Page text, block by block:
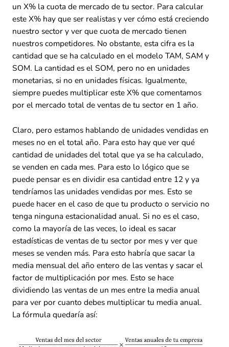
un X% la cuota de mercado de tu sector. Para calcular
este X% hay que ser realistas y ver cómo está creciendo
nuestro sector y ver que cuota de mercado tienen
nuestros competidores. No obstante, esta cifra es la
cantidad que se ha calculado en el modelo TAM, SAM y
SOM. La cantidad es el SOM, pero no en unidades
monetarias, si no en unidades físicas. Igualmente,
siempre puedes multiplicar este X% que comentamos
por el mercado total de ventas de tu sector en 1 año.
Claro, pero estamos hablando de unidades vendidas en
meses no en el total año. Para esto hay que ver qué
cantidad de unidades del total que ya se ha calculado,
se venden en cada mes. Para esto lo lógico que se
puede pensar es en dividir esa cantidad entre 12 y ya
tendríamos las unidades vendidas por mes. Esto se
puede hacer en el caso de que tu producto o servicio no
tenga ninguna estacionalidad anual. Si no es el caso,
como la mayoría de las veces, lo ideal es sacar
estadísticas de ventas de tu sector por mes y ver que
meses se venden más. Para esto habría que sacar la
media mensual del año entero de las ventas y sacar el
factor de multiplicación por mes. Esto se hace
dividiendo las ventas de un mes entre la media anual
para ver por cuanto debes multiplicar tu media anual.
La fórmula quedaría así: